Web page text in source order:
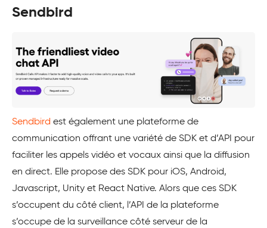
Sendbird
Sendbird est également une plateforme de
communication offrant une variété de SDK et d’API pour
faciliter les appels vidéo et vocaux ainsi que la diffusion
en direct. Elle propose des SDK pour iOS, Android,
Javascript, Unity et React Native. Alors que ces SDK
s’occupent du côté client, l’API de la plateforme
s’occupe de la surveillance côté serveur de la